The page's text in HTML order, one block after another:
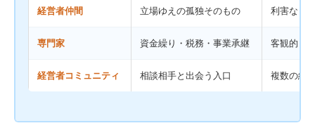
経営者仲間 立場ゆえの孤独そのもの 利害なし
専門家 資金繰り・税務・事業承継 客観的・
経営者コミュニティ 相談相手と出会う入口 複数の経